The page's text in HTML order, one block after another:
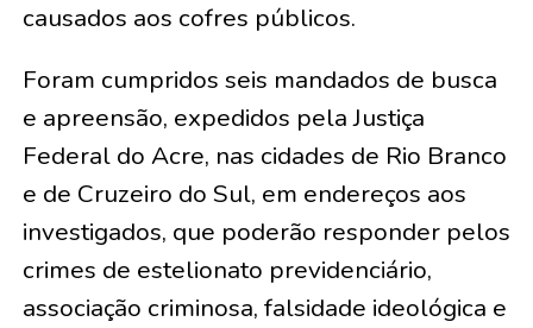
causados aos cofres públicos.
Foram cumpridos seis mandados de busca
e apreensão, expedidos pela Justiça
Federal do Acre, nas cidades de Rio Branco
e de Cruzeiro do Sul, em endereços aos
investigados, que poderão responder pelos
crimes de estelionato previdenciário,
associação criminosa, falsidade ideológica e